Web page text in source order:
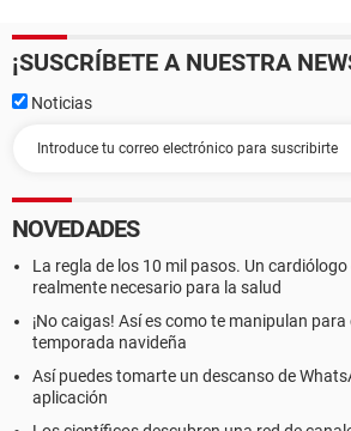
¡SUSCRÍBETE A NUESTRA
Noticias
NOVEDADES
La regla de los 10 mil pasos. Un cardiólogo
realmente necesario para la salud
¡No caigas! Así es como te manipulan
temporada navideña
Así puedes tomarte un descanso de
aplicación